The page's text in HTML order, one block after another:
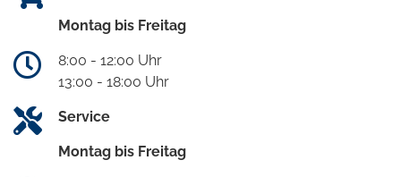
Montag bis Freitag
8:00 - 12:00 Uhr
13:00 - 18:00 Uhr
Service
Montag bis Freitag